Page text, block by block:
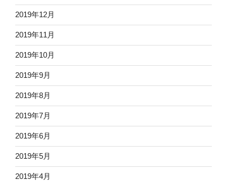
2019年12月
2019年11月
2019年10月
2019年9月
2019年8月
2019年7月
2019年6月
2019年5月
2019年4月